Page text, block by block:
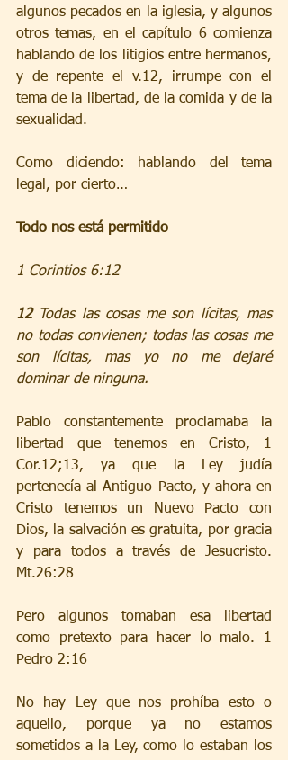
algunos pecados en la iglesia, y algunos
otros temas, en el capítulo 6 comienza
hablando de los litigios entre hermanos,
y de repente el v.12, irrumpe con el
tema de la libertad, de la comida y de la
sexualidad.
Como diciendo: hablando del tema
legal, por cierto…
Todo nos está permitido
1 Corintios 6:12
12 Todas las cosas me son lícitas, mas
no todas convienen; todas las cosas me
son lícitas, mas yo no me dejaré
dominar de ninguna.
Pablo constantemente proclamaba la
libertad que tenemos en Cristo, 1
Cor.12;13, ya que la Ley judía
pertenecía al Antiguo Pacto, y ahora en
Cristo tenemos un Nuevo Pacto con
Dios, la salvación es gratuita, por gracia
y para todos a través de Jesucristo.
Mt.26:28
Pero algunos tomaban esa libertad
como pretexto para hacer lo malo. 1
Pedro 2:16
No hay Ley que nos prohíba esto o
aquello, porque ya no estamos
sometidos a la Ley, como lo estaban los